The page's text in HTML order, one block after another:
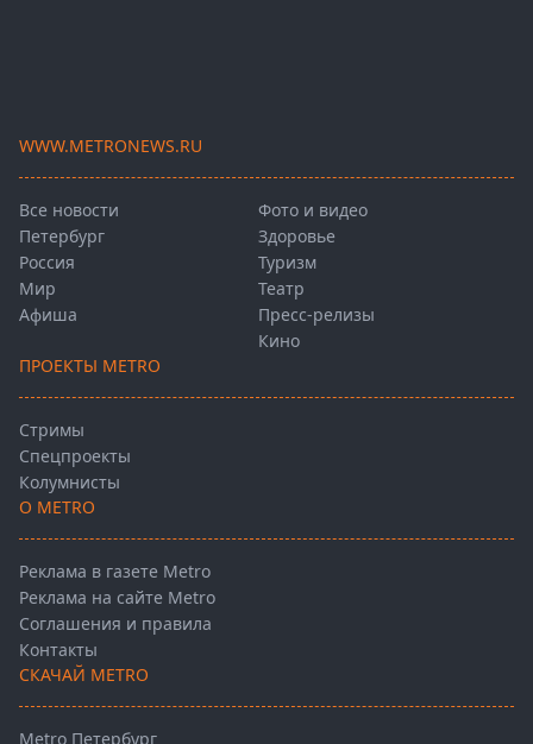
WWW.METRONEWS.RU
Все новости
Петербург
Россия
Мир
Афиша
Фото и видео
Здоровье
Туризм
Театр
Пресс-релизы
Кино
ПРОЕКТЫ METRO
Стримы
Спецпроекты
Колумнисты
О METRO
Реклама в газете Metro
Реклама на сайте Metro
Соглашения и правила
Контакты
СКАЧАЙ METRO
Metro Петербург